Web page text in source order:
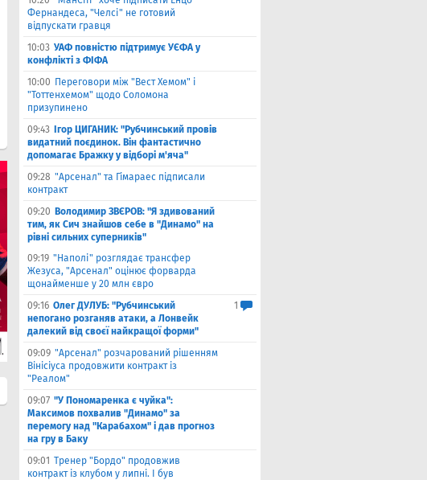
Фернандеса, "Челсі" не готовий
відпускати гравця
10:03 УАФ повністю підтримує УЄФА у
конфлікті з ФІФА
10:00 Переговори між "Вест Хемом" і
"Тоттенхемом" щодо Соломона
призупинено
09:43
Ігор ЦИГАНИК: "Рубчинський провів
видатний поєдинок. Він фантастично
допомагає Бражку у відборі м'яча"
09:28 "Арсенал" та Гімараес підписали
контракт
09:20 Володимир ЗВЄРОВ: "Я здивований
тим, як Сич знайшов себе в "Динамо" на
рівні сильних суперників"
09:19 "Наполі" розглядає трансфер
Жезуса, "Арсенал" оцінює форварда
щонайменше у 20 млн євро
09:16 Олег ДУЛУБ: "Рубчинський
непогано розганяв атаки, а Лонвейк
далекий від своєї найкращої форми"
1
09:09 "Арсенал" розчарований рішенням
Вінісіуса продовжити контракт із
"Реалом"
09:07 "У Пономаренка є чуйка":
Максимов похвалив "Динамо" за
перемогу над "Карабахом" і дав прогноз
на гру в Баку
09:01 Тренер "Бордо" продовжив
контракт із клубом у липні. І був